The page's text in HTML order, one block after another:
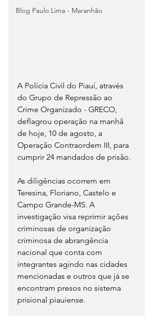
Blog Paulo Lima - Maranhão
A Polícia Civil do Piauí, através
do Grupo de Repressão ao
Crime Organizado - GRECO,
deflagrou operação na manhã
de hoje, 10 de agosto, a
Operação Contraordem III, para
cumprir 24 mandados de prisão.
As diligências ocorrem em
Teresina, Floriano, Castelo e
Campo Grande-MS. A
investigação visa reprimir ações
criminosas de organização
criminosa de abrangência
nacional que conta com
integrantes agindo nas cidades
mencionadas e outros que já se
encontram presos no sistema
prisional piauiense.